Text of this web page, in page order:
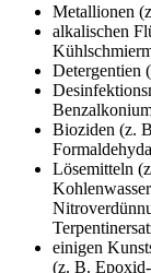
Metallionen
alkalischen
Detergentien
Bioziden (z.
Lösemitteln
einigen
(z. B.